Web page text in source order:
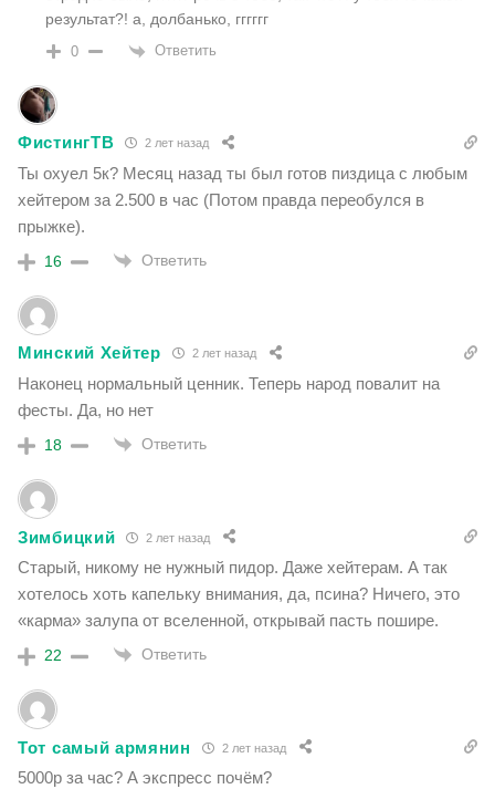
результат?! а, долбанько, гггггг
0 Ответить
ФистингТВ 2 лет назад
Ты охуел 5к? Месяц назад ты был готов пиздица с любым
хейтером за 2.500 в час (Потом правда переобулся в
прыжке).
16 Ответить
Минский Хейтер 2 лет назад
Наконец нормальный ценник. Теперь народ повалит на
фесты. Да, но нет
18 Ответить
Зимбицкий 2 лет назад
Старый, никому не нужный пидор. Даже хейтерам. А так
хотелось хоть капельку внимания, да, псина? Ничего, это
«карма» залупа от вселенной, открывай пасть пошире.
22 Ответить
Тот самый армянин 2 лет назад
5000р за час? А экспресс почём?